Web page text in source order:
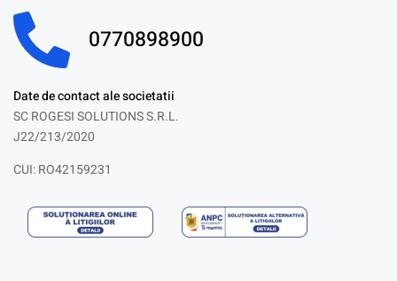
0770898900
Date de contact ale societatii
SC ROGESI SOLUTIONS S.R.L.
J22/213/2020
CUI: RO42159231